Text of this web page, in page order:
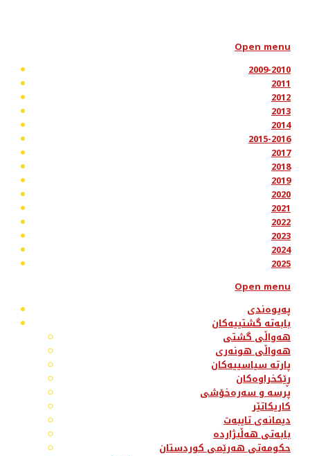
Open menu
2009-2010
2011
2012
2013
2014
2015-2016
2017
2018
2019
2020
2021
2022
2023
2024
2025
Open menu
پەیوەندی
بابەتە گشتییەکان
هەواڵی گشتی
هەواڵی هونەری
پارتە سیاسییەکان
ڕێکخراوەکان
پرسە و سەرەخۆشی
کاریکاتێر
دیمانەی تایبەت
بابەتی هەڵبژاردە
حکومەتی هەرێمی کوردستان